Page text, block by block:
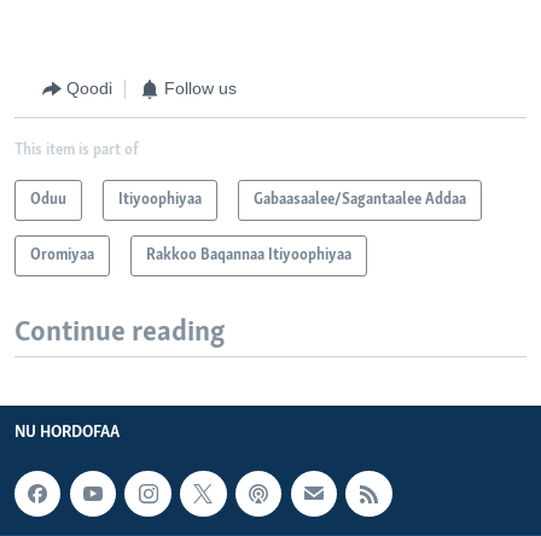
Qoodi Follow us
This item is part of
Oduu Itiyoophiyaa Gabaasaalee/Sagantaalee Addaa
Oromiyaa Rakkoo Baqannaa Itiyoophiyaa
Continue reading
NU HORDOFAA